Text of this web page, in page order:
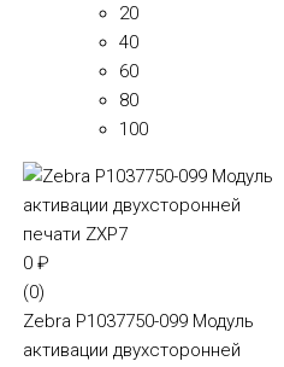
20
40
60
80
100
0₽
(0)
Zebra P1037750-099 Модуль
активации двухсторонней